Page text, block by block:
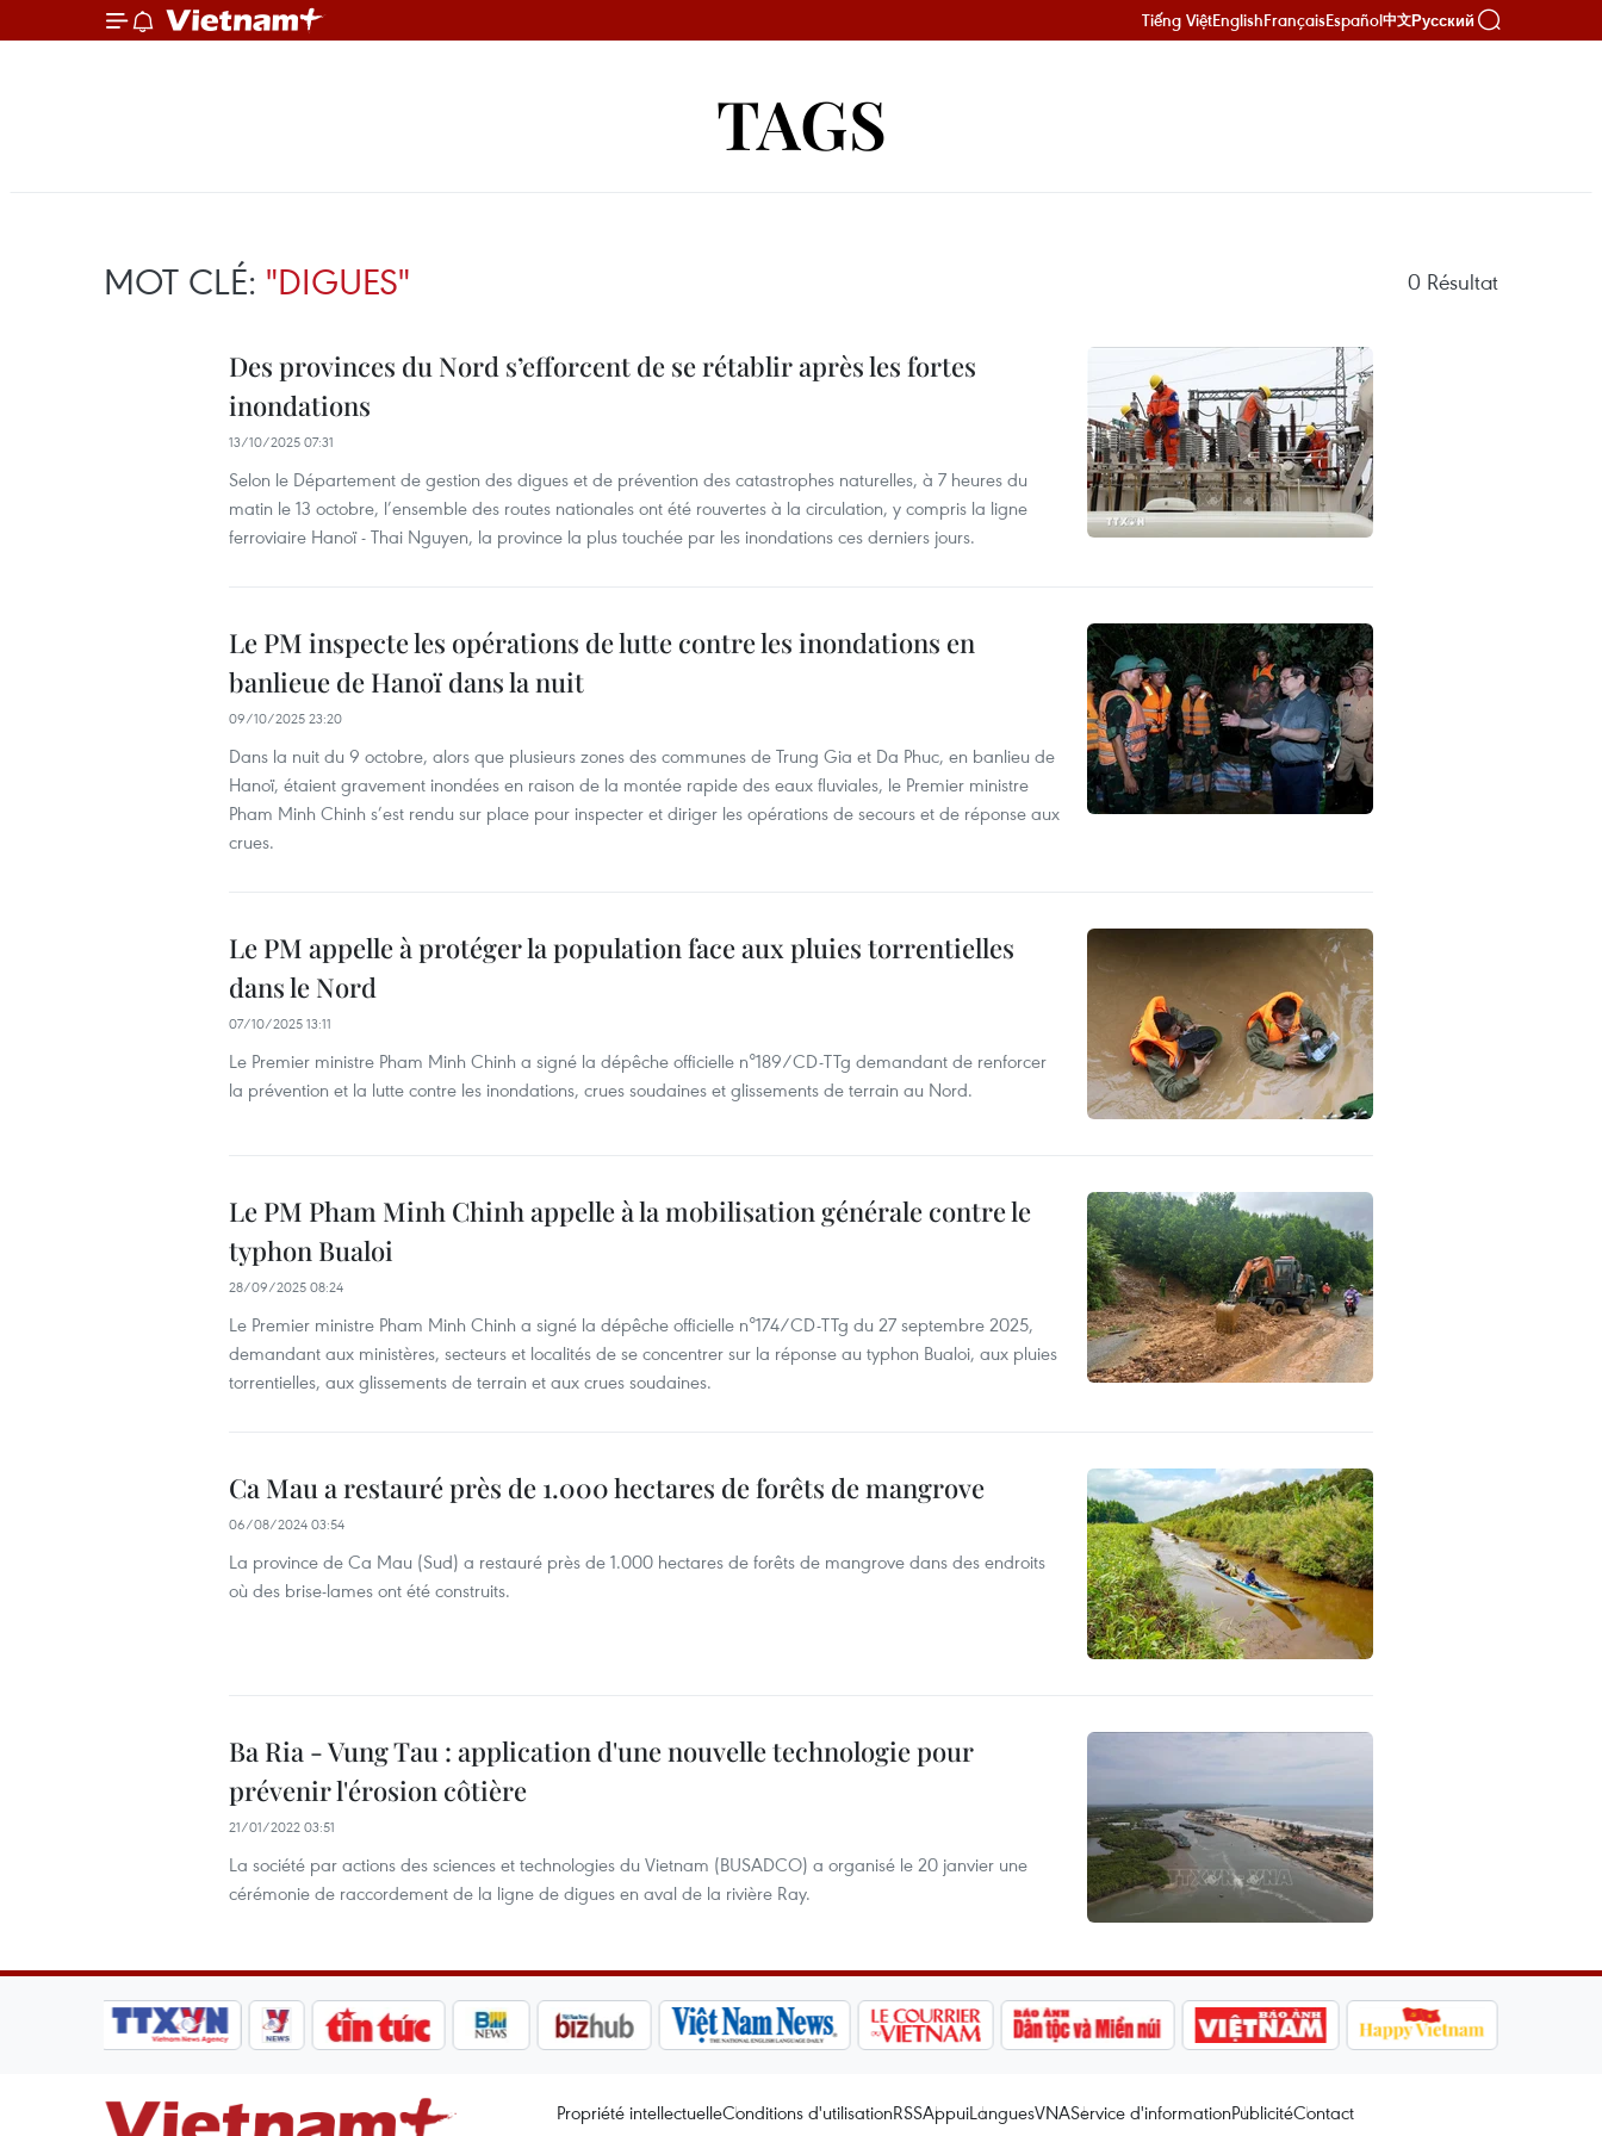
Tiếng ViệtEnglishFrançaisEspañol中文Русский
TAGS
MOT CLÉ: "DIGUES" 0 Résultat
Des provinces du Nord s’efforcent de se rétablir après les fortes
inondations
13/10/2025 07:31
Selon le Département de gestion des digues et de prévention des catastrophes naturelles, à 7 heures du
matin le 13 octobre, l’ensemble des routes nationales ont été rouvertes à la circulation, y compris la ligne
ferroviaire Hanoï - Thai Nguyen, la province la plus touchée par les inondations ces derniers jours.
Le PM inspecte les opérations de lutte contre les inondations en
banlieue de Hanoï dans la nuit
09/10/2025 23:20
Dans la nuit du 9 octobre, alors que plusieurs zones des communes de Trung Gia et Da Phuc, en banlieu de
Hanoï, étaient gravement inondées en raison de la montée rapide des eaux fluviales, le Premier ministre
Pham Minh Chinh s’est rendu sur place pour inspecter et diriger les opérations de secours et de réponse aux
crues.
Le PM appelle à protéger la population face aux pluies torrentielles
dans le Nord
07/10/2025 13:11
Le Premier ministre Pham Minh Chinh a signé la dépêche officielle n°189/CD-TTg demandant de renforcer
la prévention et la lutte contre les inondations, crues soudaines et glissements de terrain au Nord.
Le PM Pham Minh Chinh appelle à la mobilisation générale contre le
typhon Bualoi
28/09/2025 08:24
Le Premier ministre Pham Minh Chinh a signé la dépêche officielle n°174/CD-TTg du 27 septembre 2025,
demandant aux ministères, secteurs et localités de se concentrer sur la réponse au typhon Bualoi, aux pluies
torrentielles, aux glissements de terrain et aux crues soudaines.
Ca Mau a restauré près de 1.000 hectares de forêts de mangrove
06/08/2024 03:54
La province de Ca Mau (Sud) a restauré près de 1.000 hectares de forêts de mangrove dans des endroits
où des brise-lames ont été construits.
Ba Ria - Vung Tau : application d'une nouvelle technologie pour
prévenir l'érosion côtière
21/01/2022 03:51
La société par actions des sciences et technologies du Vietnam (BUSADCO) a organisé le 20 janvier une
cérémonie de raccordement de la ligne de digues en aval de la rivière Ray.
Propriété intellectuelleConditions d'utilisationRSSAppuiLanguesVNAService d'informationPublicitéContact